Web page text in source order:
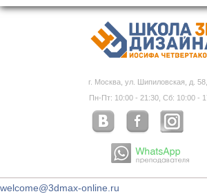
г. Москва, ул. Шипиловская, д.
Пн-Пт: 10:00 - 21:30, Сб: 10:00 -
welcome@3dmax-online.ru